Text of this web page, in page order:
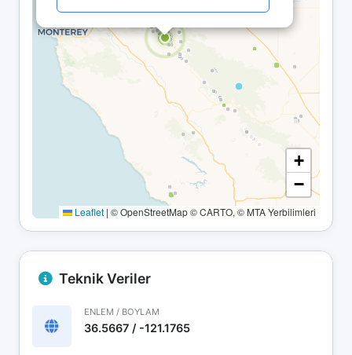
+
−
Leaflet | © OpenStreetMap © CARTO, © MTA Yerbilimleri
Teknik Veriler
ENLEM / BOYLAM
36.5667 / -121.1765